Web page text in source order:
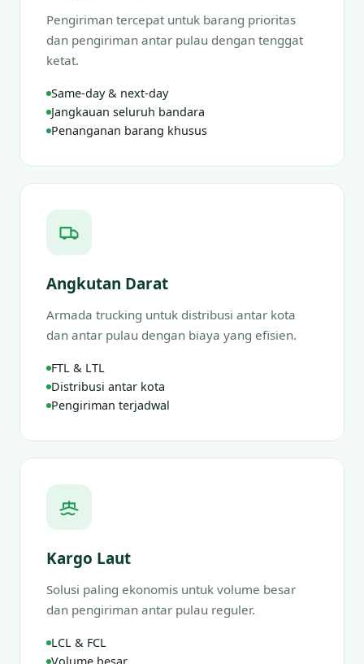
Pengiriman tercepat untuk barang prioritas
dan pengiriman antar pulau dengan tenggat
ketat.
Same-day & next-day
Jangkauan seluruh bandara
Penanganan barang khusus
Angkutan Darat
Armada trucking untuk distribusi antar kota
dan antar pulau dengan biaya yang efisien.
FTL & LTL
Distribusi antar kota
Pengiriman terjadwal
Kargo Laut
Solusi paling ekonomis untuk volume besar
dan pengiriman antar pulau reguler.
LCL & FCL